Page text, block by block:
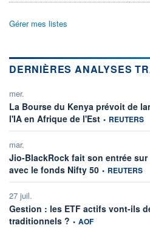
Gérer mes listes
DERNIÈRES ANALYSES
mer.
La Bourse du Kenya prévoit de
l'IA en Afrique de l'Estinformation
• REUTERS
mar.
Jio-BlackRock fait son entrée
avec le fonds Nifty 50information
• REUTERS
27 juil.
Gestion : les ETF actifs vont-ils
traditionnels ? information fournie par
• AOF